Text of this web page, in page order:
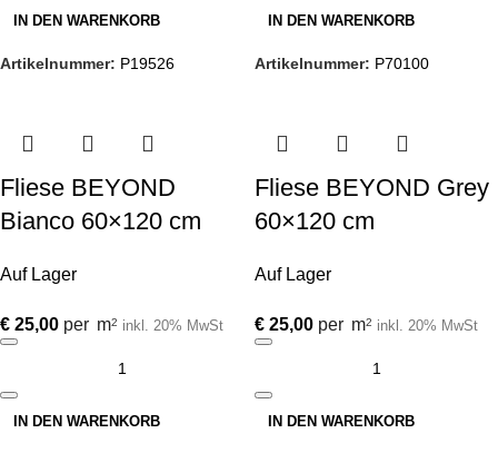
IN DEN WARENKORB
Artikelnummer: P19526
IN DEN WARENKORB
Artikelnummer: P70100
Fliese BEYOND
Bianco 60×120 cm
Auf Lager
€ 25,00 per m2 inkl. 20% MwSt
IN DEN WARENKORB
Fliese BEYOND Grey
60×120 cm
Auf Lager
€ 25,00 per m2 inkl. 20% MwSt
IN DEN WARENKORB